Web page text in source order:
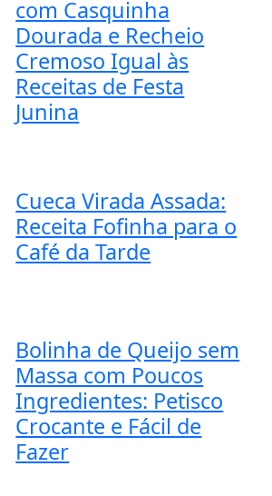
com Casquinha
Dourada e Recheio
Cremoso Igual às
Receitas de Festa
Junina
Cueca Virada Assada:
Receita Fofinha para o
Café da Tarde
Bolinha de Queijo sem
Massa com Poucos
Ingredientes: Petisco
Crocante e Fácil de
Fazer